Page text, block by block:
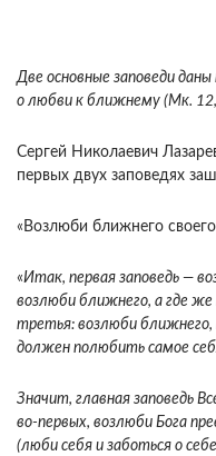
Две основные заповеди
о любви к ближнему (Мк.
Сергей Николаевич
первых двух заповедях
«Возлюби ближнего своего
«Итак, первая заповедь —
возлюби ближнего, а где
третья: возлюби ближнего,
должен полюбить самое
Значит, главная заповедь
во-первых, возлюби Бога
(люби себя и заботься о